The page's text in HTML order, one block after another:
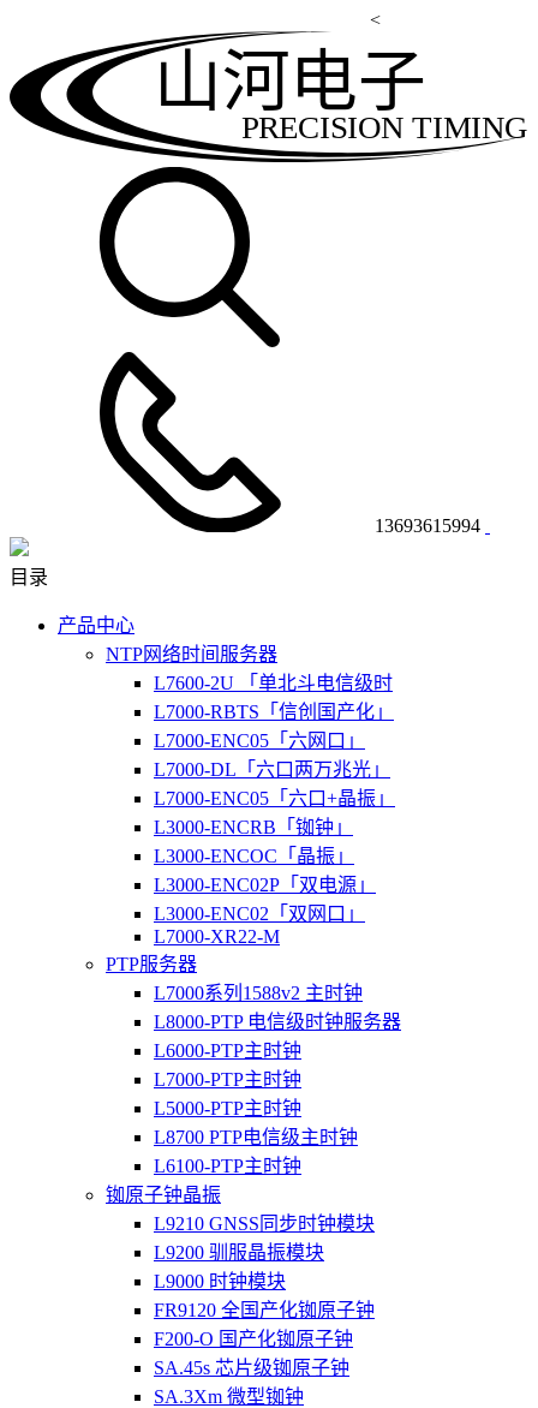
<
PRECISION TIMING
山河电子
13693615994
目录
产品中心
NTP网络时间服务器
L7600-2U 「单北斗电信级时
L7000-RBTS「信创国产化」
L7000-ENC05「六网口」
L7000-DL「六口两万兆光」
L7000-ENC05「六口+晶振」
L3000-ENCRB「铷钟」
L3000-ENCOC「晶振」
L3000-ENC02P「双电源」
L3000-ENC02「双网口」
L7000-XR22-M
PTP服务器
L7000系列1588v2 主时钟
L8000-PTP 电信级时钟服务器
L6000-PTP主时钟
L7000-PTP主时钟
L5000-PTP主时钟
L8700 PTP电信级主时钟
L6100-PTP主时钟
铷原子钟晶振
L9210 GNSS同步时钟模块
L9200 驯服晶振模块
L9000 时钟模块
FR9120 全国产化铷原子钟
F200-O 国产化铷原子钟
SA.45s 芯片级铷原子钟
SA.3Xm 微型铷钟